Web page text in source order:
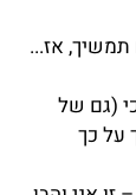
אז...
(גם של
על כך